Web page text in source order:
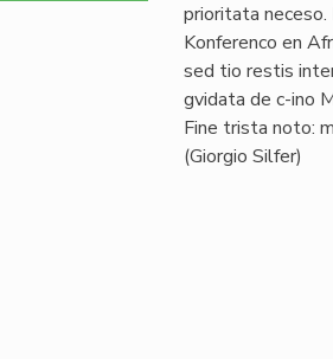
prioritata
Konferenco en
sed tio restis
gvidata de c-ino
Fine trista noto:
(Giorgio Silfer)